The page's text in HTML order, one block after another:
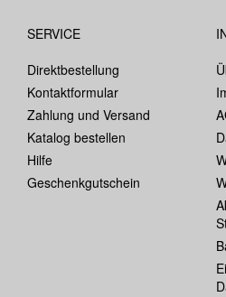
SERVICE
Direktbestellung
Kontaktformular
Zahlung und Versand
Katalog bestellen
Hilfe
Geschenkgutschein